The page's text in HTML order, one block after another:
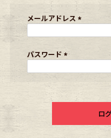
店舗紹介
年代から探す
メンズ商品カ
メールアドレス
)
パスワード
ロ